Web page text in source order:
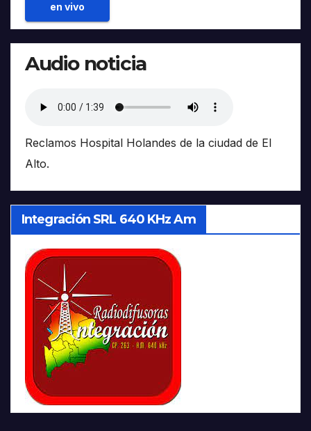
en vivo
Audio noticia
Reclamos Hospital Holandes de la ciudad de El
Alto.
Integración SRL 640 KHz Am